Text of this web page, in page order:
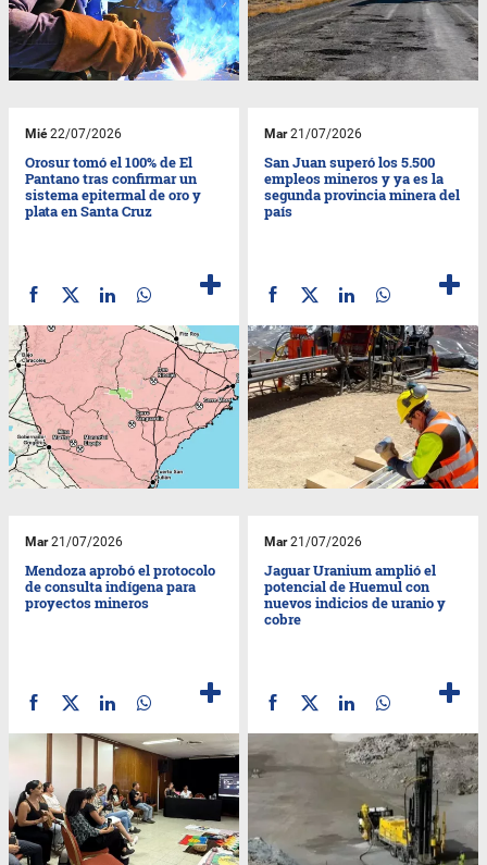
Mié22/07/2026
Orosur tomó el 100% de El
Pantano tras confirmar un
sistema epitermal de oro y
plata en Santa Cruz
Mar21/07/2026
San Juan superó los 5.500
empleos mineros y ya es la
segunda provincia minera del
país
Mar21/07/2026
Mendoza aprobó el protocolo
de consulta indígena para
proyectos mineros
Mar21/07/2026
Jaguar Uranium amplió el
potencial de Huemul con
nuevos indicios de uranio y
cobre